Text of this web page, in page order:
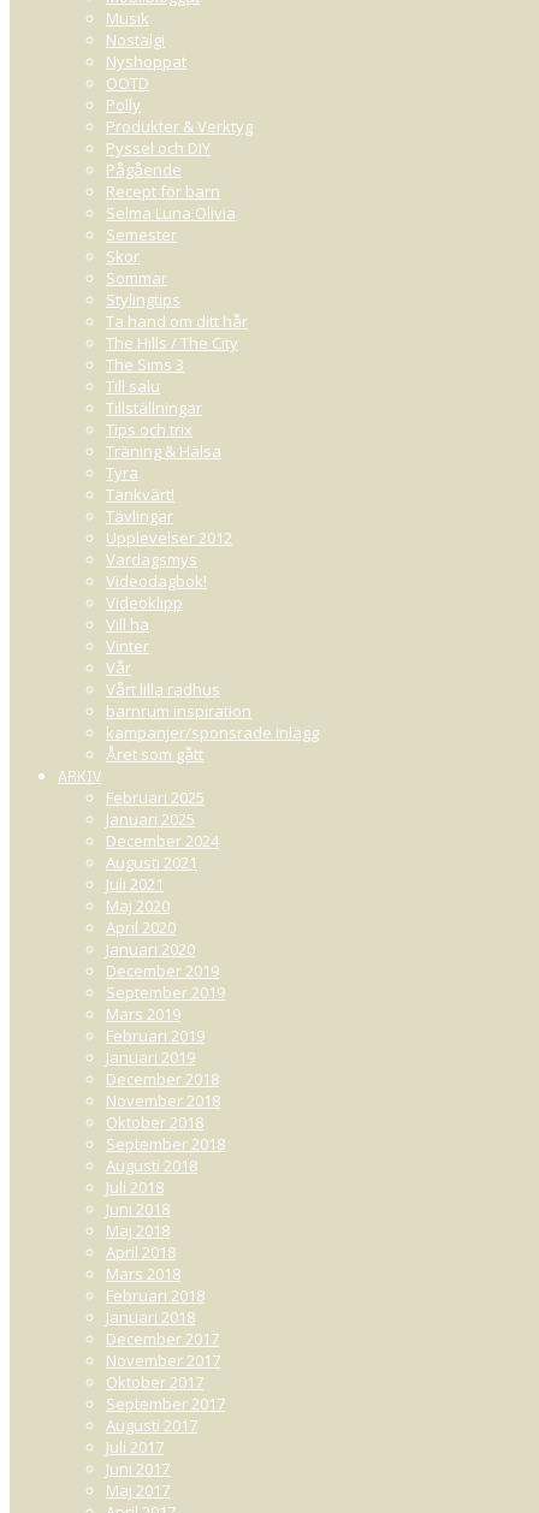
Musik
Nostalgi
Nyshoppat
OOTD
Polly
Produkter & Verktyg
Pyssel och DIY
Pågående
Recept för barn
Selma Luna Olivia
Semester
Skor
Sommar
Stylingtips
Ta hand om ditt hår
The Hills / The City
The Sims 3
Till salu
Tillställningar
Tips och trix
Träning & Hälsa
Tyra
Tänkvärt!
Tävlingar
Upplevelser 2012
Vardagsmys
Videodagbok!
Videoklipp
Vill ha
Vinter
Vår
Vårt lilla radhus
barnrum inspiration
kampanjer/sponsrade inlägg
Året som gått
ARKIV
Februari 2025
Januari 2025
December 2024
Augusti 2021
Juli 2021
Maj 2020
April 2020
Januari 2020
December 2019
September 2019
Mars 2019
Februari 2019
Januari 2019
December 2018
November 2018
Oktober 2018
September 2018
Augusti 2018
Juli 2018
Juni 2018
Maj 2018
April 2018
Mars 2018
Februari 2018
Januari 2018
December 2017
November 2017
Oktober 2017
September 2017
Augusti 2017
Juli 2017
Juni 2017
Maj 2017